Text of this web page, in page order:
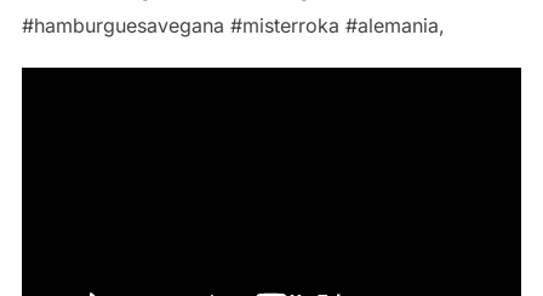
#hamburguesavegana #misterroka #alemania,